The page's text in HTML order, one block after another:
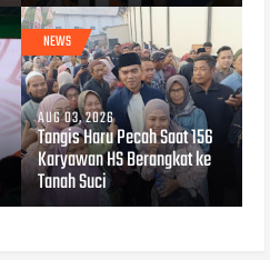
NEWS
AUG 03, 2026
Tangis Haru Pecah Saat 156
Karyawan HS Berangkat ke
Tanah Suci